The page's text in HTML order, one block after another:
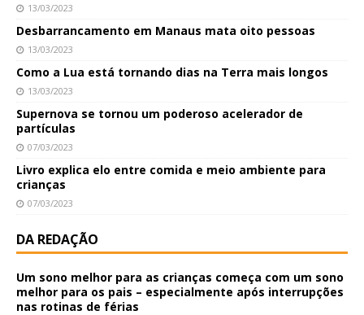
13/03/2023
Desbarrancamento em Manaus mata oito pessoas
13/03/2023
Como a Lua está tornando dias na Terra mais longos
13/03/2023
Supernova se tornou um poderoso acelerador de
partículas
07/03/2023
Livro explica elo entre comida e meio ambiente para
crianças
07/03/2023
DA REDAÇÃO
Um sono melhor para as crianças começa com um sono
melhor para os pais – especialmente após interrupções
nas rotinas de férias